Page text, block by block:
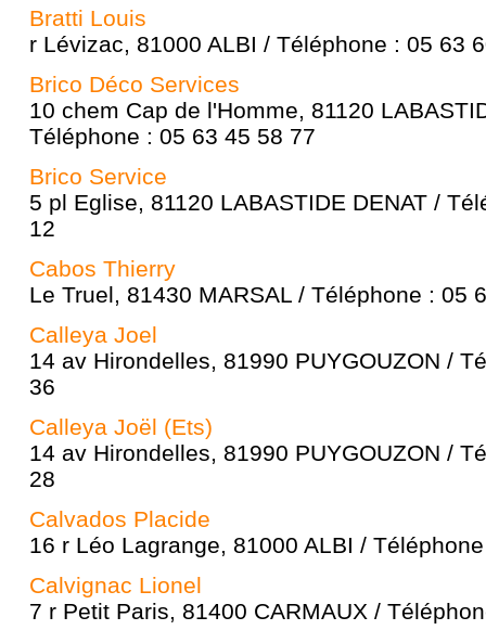
Bratti Louis
r Lévizac, 81000 ALBI / Téléphone : 05 63
Brico Déco Services
10 chem Cap de l'Homme, 81120
Téléphone : 05 63 45 58 77
Brico Service
5 pl Eglise, 81120 LABASTIDE DENAT /
12
Cabos Thierry
Le Truel, 81430 MARSAL / Téléphone : 05
Calleya Joel
14 av Hirondelles, 81990 PUYGOUZON /
36
Calleya Joël (Ets)
14 av Hirondelles, 81990 PUYGOUZON /
28
Calvados Placide
16 r Léo Lagrange, 81000 ALBI /
Calvignac Lionel
7 r Petit Paris, 81400 CARMAUX /